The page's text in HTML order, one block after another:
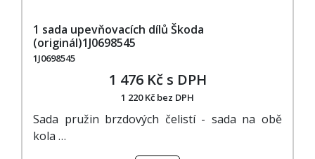
1 sada upevňovacích dílů Škoda
(originál)1J0698545
1J0698545
1 476 Kč s DPH
1 220 Kč bez DPH
Sada pružin brzdových čelistí - sada na obě
kola …